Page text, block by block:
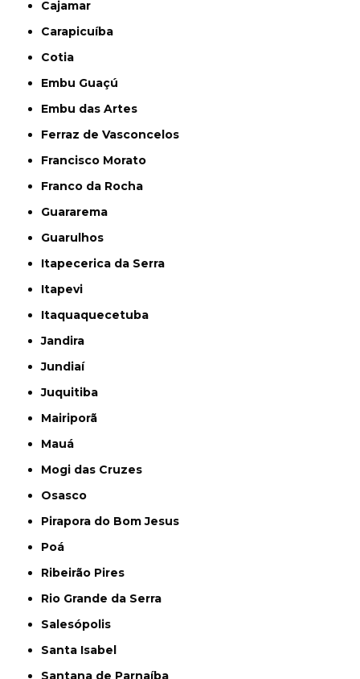
Cajamar
Carapicuíba
Cotia
Embu Guaçú
Embu das Artes
Ferraz de Vasconcelos
Francisco Morato
Franco da Rocha
Guararema
Guarulhos
Itapecerica da Serra
Itapevi
Itaquaquecetuba
Jandira
Jundiaí
Juquitiba
Mairiporã
Mauá
Mogi das Cruzes
Osasco
Pirapora do Bom Jesus
Poá
Ribeirão Pires
Rio Grande da Serra
Salesópolis
Santa Isabel
Santana de Parnaíba